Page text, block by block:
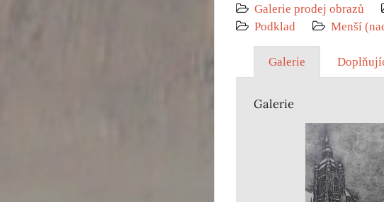
Galerie prodej obrazů
Podklad
Menší
Galerie
Galerie